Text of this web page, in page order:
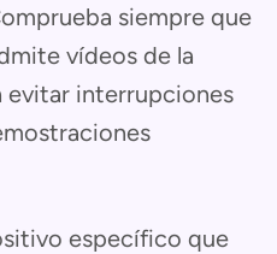
siempre que
vídeos de la
evitar interrupciones
específico que